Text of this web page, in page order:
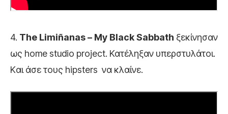
4. The Limiñanas – My Black Sabbath ξεκίνησαν
ως home studio project. Κατέληξαν υπερστυλάτοι.
Kαι άσε τους hipsters να κλαίνε.